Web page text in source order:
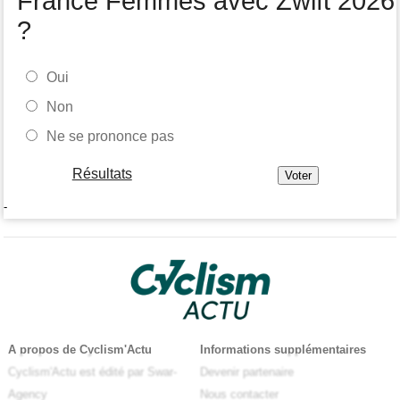
?
Oui
Non
Ne se prononce pas
Résultats
-
A propos de Cyclism'Actu
Cyclism'Actu est édité par Swar-
Agency
Informations supplémentaires
Devenir partenaire
Nous contacter